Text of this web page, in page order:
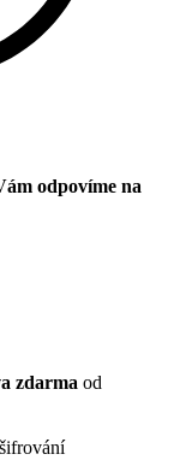
odpovíme na
zdarma od